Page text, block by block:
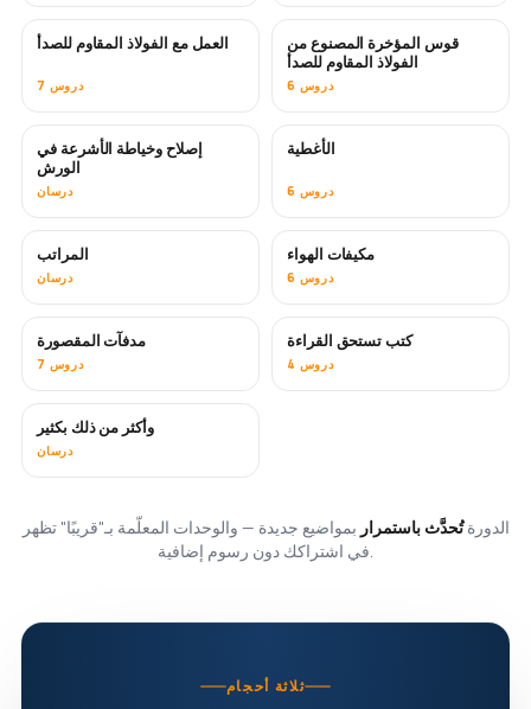
قريبًا
العمل مع الفولاذ المقاوم للصدأ
7 دروس
قوس المؤخرة المصنوع من
الفولاذ المقاوم للصدأ
6 دروس
قريبًا
إصلاح وخياطة الأشرعة في
الورش
درسان
الأغطية
6 دروس
المراتب
درسان
قريبًا
مكيفات الهواء
6 دروس
قريبًا
مدفآت المقصورة
7 دروس
قريبًا
كتب تستحق القراءة
4 دروس
قريبًا
وأكثر من ذلك بكثير
درسان
الدورةتُحدَّث باستمرار بمواضيع جديدة — والوحدات المعلّمة بـ"قريبًا" تظهر
في اشتراكك دون رسوم إضافية.
ثلاثة أحجام